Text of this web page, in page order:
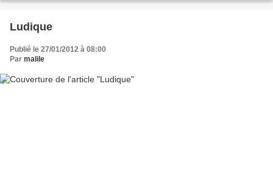
Ludique
Publié le 27/01/2012 à 08:00
Par malile